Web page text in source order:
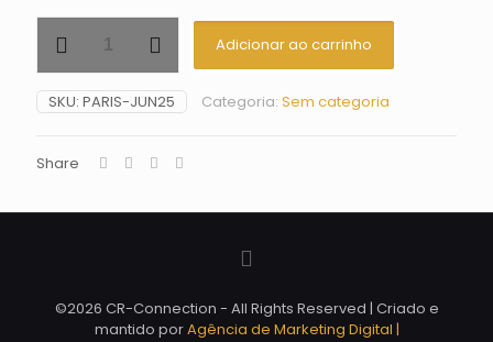
Missão
CR
Connection
-
Adicionar ao carrinho
SKU: PARIS-JUN25 Categoria: Sem categoria
Share
©2026 CR-Connection - All Rights Reserved | Criado e
mantido porAgência de Marketing Digital |